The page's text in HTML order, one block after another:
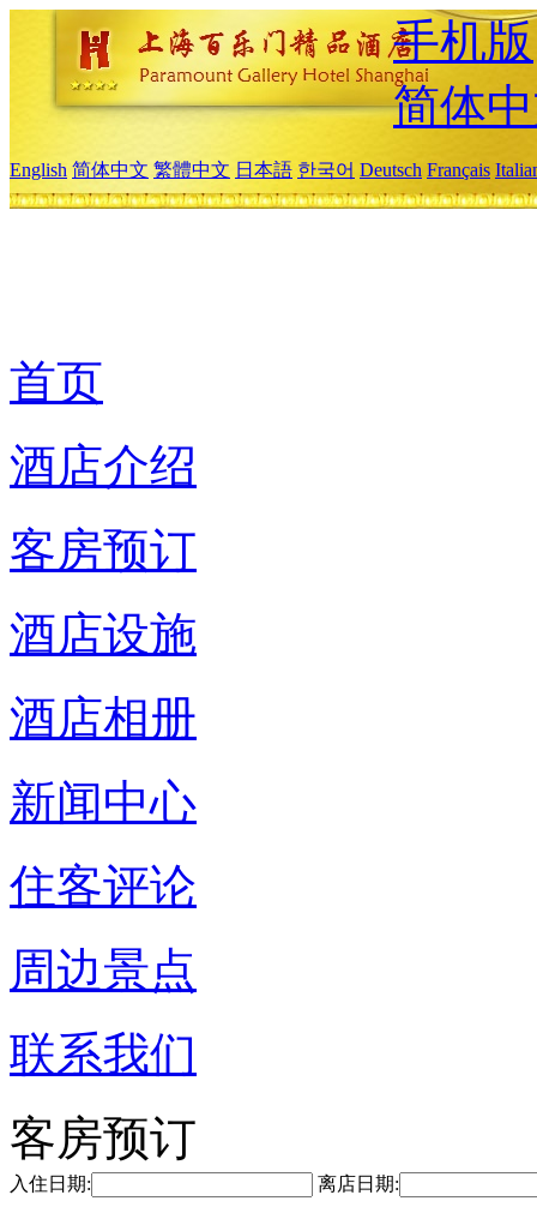
手机版
简体
English 简体中文 繁體中文 日本語 한국어 Deutsch Français
首页
酒店介绍
客房预订
酒店设施
酒店相册
新闻中心
住客评论
周边景点
联系我们
客房预订
入住日期: 离店日期: